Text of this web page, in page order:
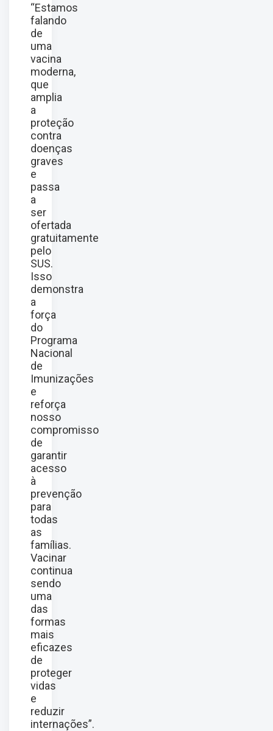
“Estamos
falando
de
uma
vacina
moderna,
que
amplia
a
proteção
contra
doenças
graves
e
passa
a
ser
ofertada
gratuitamente
pelo
SUS.
Isso
demonstra
a
força
do
Programa
Nacional
de
Imunizações
e
reforça
nosso
compromisso
de
garantir
acesso
à
prevenção
para
todas
as
famílias.
Vacinar
continua
sendo
uma
das
formas
mais
eficazes
de
proteger
vidas
e
reduzir
internações”.